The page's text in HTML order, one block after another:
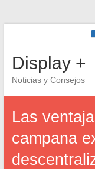
Display +
Noticias y Consejos
Las
campana